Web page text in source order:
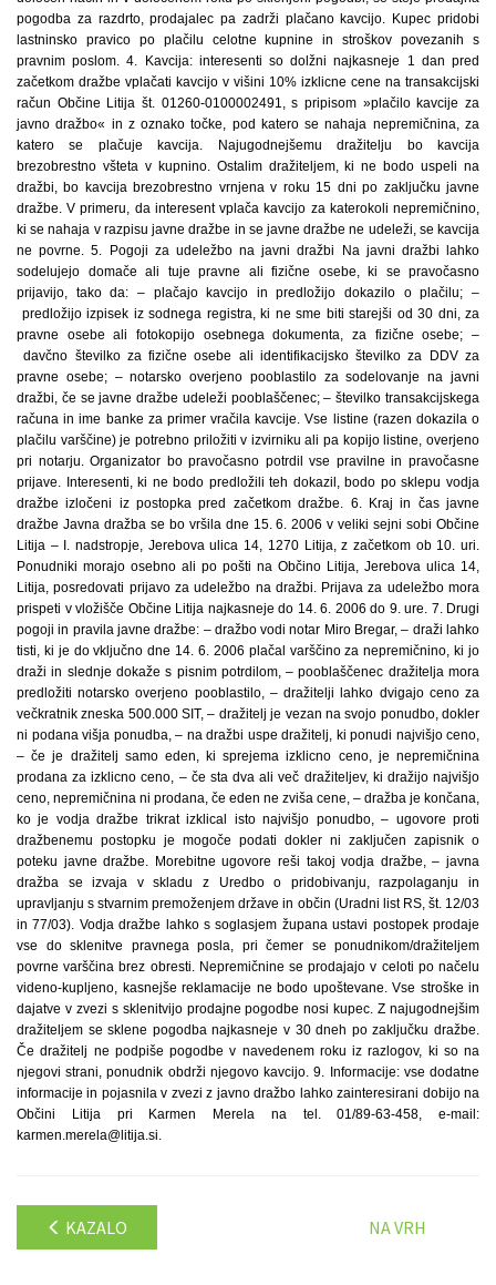
pogodba za razdrto, prodajalec pa zadrži plačano kavcijo. Kupec pridobi
lastninsko pravico po plačilu celotne kupnine in stroškov povezanih s
pravnim poslom. 4. Kavcija: interesenti so dolžni najkasneje 1 dan pred
začetkom dražbe vplačati kavcijo v višini 10% izklicne cene na transakcijski
račun Občine Litija št. 01260-0100002491, s pripisom »plačilo kavcije za
javno dražbo« in z oznako točke, pod katero se nahaja nepremičnina, za
katero se plačuje kavcija. Najugodnejšemu dražitelju bo kavcija
brezobrestno všteta v kupnino. Ostalim dražiteljem, ki ne bodo uspeli na
dražbi, bo kavcija brezobrestno vrnjena v roku 15 dni po zaključku javne
dražbe. V primeru, da interesent vplača kavcijo za katerokoli nepremičnino,
ki se nahaja v razpisu javne dražbe in se javne dražbe ne udeleži, se kavcija
ne povrne. 5. Pogoji za udeležbo na javni dražbi Na javni dražbi lahko
sodelujejo domače ali tuje pravne ali fizične osebe, ki se pravočasno
prijavijo, tako da: – plačajo kavcijo in predložijo dokazilo o plačilu; –
predložijo izpisek iz sodnega registra, ki ne sme biti starejši od 30 dni, za
pravne osebe ali fotokopijo osebnega dokumenta, za fizične osebe; –
davčno številko za fizične osebe ali identifikacijsko številko za DDV za
pravne osebe; – notarsko overjeno pooblastilo za sodelovanje na javni
dražbi, če se javne dražbe udeleži pooblaščenec; – številko transakcijskega
računa in ime banke za primer vračila kavcije. Vse listine (razen dokazila o
plačilu varščine) je potrebno priložiti v izvirniku ali pa kopijo listine, overjeno
pri notarju. Organizator bo pravočasno potrdil vse pravilne in pravočasne
prijave. Interesenti, ki ne bodo predložili teh dokazil, bodo po sklepu vodja
dražbe izločeni iz postopka pred začetkom dražbe. 6. Kraj in čas javne
dražbe Javna dražba se bo vršila dne 15. 6. 2006 v veliki sejni sobi Občine
Litija – I. nadstropje, Jerebova ulica 14, 1270 Litija, z začetkom ob 10. uri.
Ponudniki morajo osebno ali po pošti na Občino Litija, Jerebova ulica 14,
Litija, posredovati prijavo za udeležbo na dražbi. Prijava za udeležbo mora
prispeti v vložišče Občine Litija najkasneje do 14. 6. 2006 do 9. ure. 7. Drugi
pogoji in pravila javne dražbe: – dražbo vodi notar Miro Bregar, – draži lahko
tisti, ki je do vključno dne 14. 6. 2006 plačal varščino za nepremičnino, ki jo
draži in slednje dokaže s pisnim potrdilom, – pooblaščenec dražitelja mora
predložiti notarsko overjeno pooblastilo, – dražitelji lahko dvigajo ceno za
večkratnik zneska 500.000 SIT, – dražitelj je vezan na svojo ponudbo, dokler
ni podana višja ponudba, – na dražbi uspe dražitelj, ki ponudi najvišjo ceno,
– če je dražitelj samo eden, ki sprejema izklicno ceno, je nepremičnina
prodana za izklicno ceno, – če sta dva ali več dražiteljev, ki dražijo najvišjo
ceno, nepremičnina ni prodana, če eden ne zviša cene, – dražba je končana,
ko je vodja dražbe trikrat izklical isto najvišjo ponudbo, – ugovore proti
dražbenemu postopku je mogoče podati dokler ni zaključen zapisnik o
poteku javne dražbe. Morebitne ugovore reši takoj vodja dražbe, – javna
dražba se izvaja v skladu z Uredbo o pridobivanju, razpolaganju in
upravljanju s stvarnim premoženjem države in občin (Uradni list RS, št. 12/03
in 77/03). Vodja dražbe lahko s soglasjem župana ustavi postopek prodaje
vse do sklenitve pravnega posla, pri čemer se ponudnikom/dražiteljem
povrne varščina brez obresti. Nepremičnine se prodajajo v celoti po načelu
videno-kupljeno, kasnejše reklamacije ne bodo upoštevane. Vse stroške in
dajatve v zvezi s sklenitvijo prodajne pogodbe nosi kupec. Z najugodnejšim
dražiteljem se sklene pogodba najkasneje v 30 dneh po zaključku dražbe.
Če dražitelj ne podpiše pogodbe v navedenem roku iz razlogov, ki so na
njegovi strani, ponudnik obdrži njegovo kavcijo. 9. Informacije: vse dodatne
informacije in pojasnila v zvezi z javno dražbo lahko zainteresirani dobijo na
Občini Litija pri Karmen Merela na tel. 01/89-63-458, e-mail:
karmen.merela@litija.si.
KAZALO NA VRH